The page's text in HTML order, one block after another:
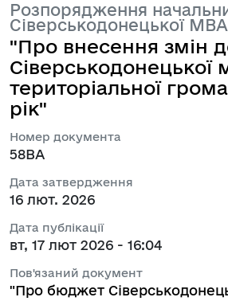
Розпорядження
Сіверськодонецької МВА
"Про внесення змін
Сіверськодонецької
територіальної
рік"
Номер документа
58ВА
Дата затвердження
16 лют. 2026
Дата публікації
вт, 17 лют 2026 - 16:04
Пов'язаний документ
"Про бюджет